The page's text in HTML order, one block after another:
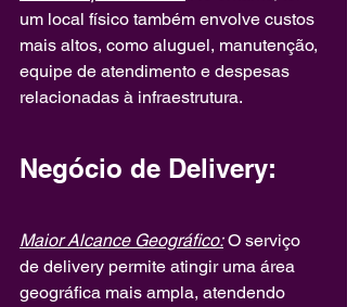
um local físico também envolve custos
mais altos, como aluguel, manutenção,
equipe de atendimento e despesas
relacionadas à infraestrutura.
Negócio de Delivery:
Maior Alcance Geográfico: O serviço
de delivery permite atingir uma área
geográfica mais ampla, atendendo